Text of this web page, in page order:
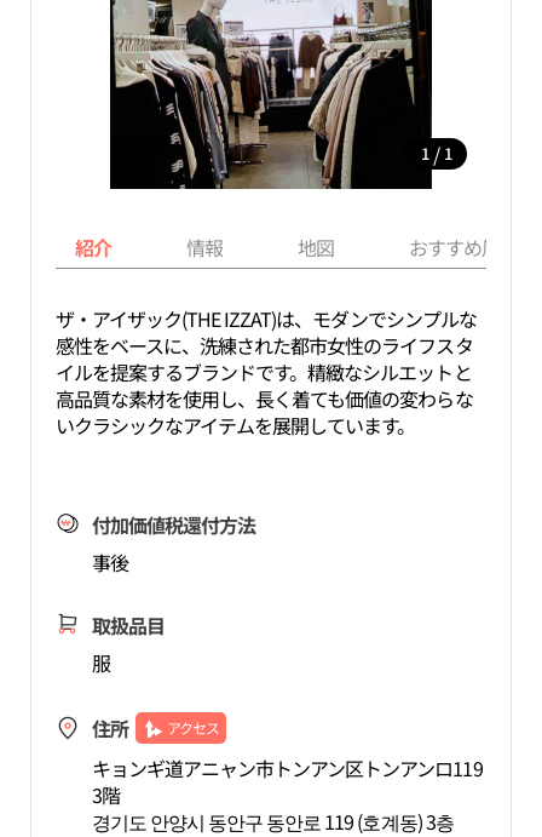
1 / 1
紹介 情報 地図 おすすめ周辺
ザ・アイザック(THE IZZAT)は、モダンでシンプルな
感性をベースに、洗練された都市女性のライフスタ
イルを提案するブランドです。精緻なシルエットと
高品質な素材を使用し、長く着ても価値の変わらな
いクラシックなアイテムを展開しています。
付加価値税還付方法
事後
取扱品目
服
住所 アクセス
キョンギ道アニャン市トンアン区トンアンロ119
3階
경기도 안양시 동안구 동안로 119 (호계동) 3층